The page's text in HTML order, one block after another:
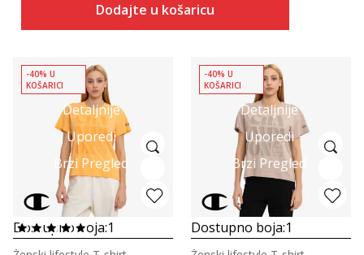
Dodajte u košaricu
Detaljnije
Uporedi
Brzi Pregled
-40% U
KOŠARICI
Dostupno boja:1
Detaljnije
Uporedi
Brzi Pregled
-40% U
KOŠARICI
Dostupno boja:1